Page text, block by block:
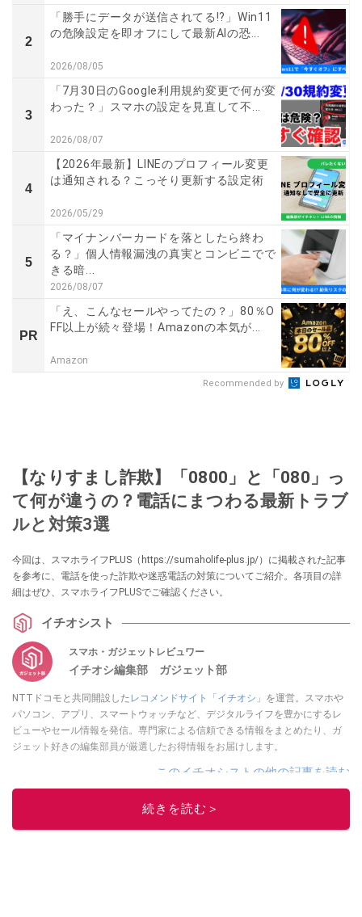
2
「勝手にデータが送信されてる!?」Win11
の危険設定を即オフにして最新AIの恐...
2026/08/05
3
「7月30日のGoogle利用規約変更で何が変
わった？」スマホの設定を見直して不...
2026/08/07
4
【2026年最新】LINEのプロフィール変更
は通知される？こっそり更新する設定術
2026/05/29
5
「マイナンバーカードを落としたら終わ
る？」個人情報漏洩の真実とコンビニでで
きる暗...
2026/08/07
PR
「え、こんなセールやってたの？」80％O
FF以上が続々登場！Amazonの本気が...
Amazon
Recommended by
【なりすまし詐欺】「0800」と「080」っ
て何が違うの？電話にまつわる最新トラブ
ルと対策3選
今回は、スマホライフPLUS（https://sumaholife-plus.jp/）に掲載された記事
を参考に、電話を使った詐欺や迷惑電話の対策についてご紹介。各項目の詳
細はぜひ、スマホライフPLUSでご確認ください。
イチオシスト
スマホ・ガジェットレビュワー
イチオシ編集部 ガジェット部
NTTドコモと共同開設した レコメンドサイト「イチオシ」 を運営。スマホや
パソコン、アプリ、スマートウォッチなど、デジタルライフを豊かにするレ
ビューやセール情報を発信。専門家による信頼できる情報をまとめたり、ガ
ジェット好きの編集部員が厳選したお得情報をお届けします。
このイチオシストの他の記事を読む
続きを読む＞